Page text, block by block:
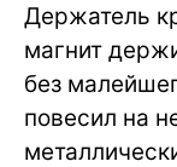
Держатель
магнит
без
повесил на